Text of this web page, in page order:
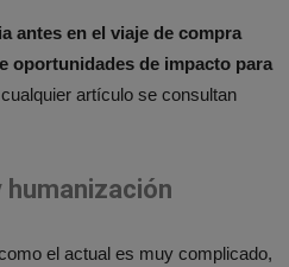
antes en el viaje de compra
oportunidades de impacto para
artículo se consultan
el actual es muy complicado,